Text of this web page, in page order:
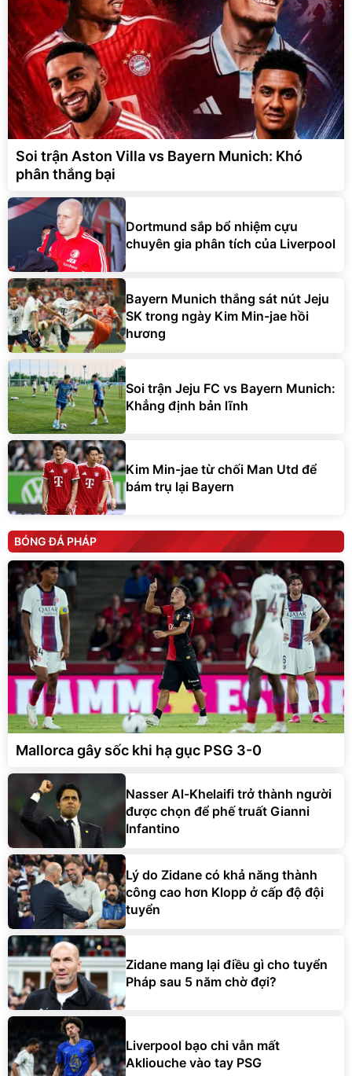
Soi trận Aston Villa vs Bayern Munich: Khó
phân thắng bại
Dortmund sắp bổ nhiệm cựu
chuyên gia phân tích của Liverpool
Bayern Munich thắng sát nút Jeju
SK trong ngày Kim Min-jae hồi
hương
Soi trận Jeju FC vs Bayern Munich:
Khẳng định bản lĩnh
Kim Min-jae từ chối Man Utd để
bám trụ lại Bayern
BÓNG ĐÁ PHÁP
Mallorca gây sốc khi hạ gục PSG 3-0
Nasser Al-Khelaifi trở thành người
được chọn để phế truất Gianni
Infantino
Lý do Zidane có khả năng thành
công cao hơn Klopp ở cấp độ đội
tuyển
Zidane mang lại điều gì cho tuyển
Pháp sau 5 năm chờ đợi?
Liverpool bạo chi vẫn mất
Akliouche vào tay PSG